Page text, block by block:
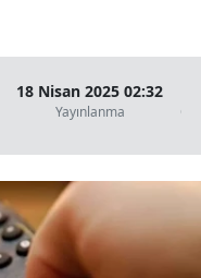
18 Nisan 2025 02:32
Yayınlanma